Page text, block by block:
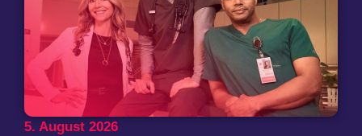
5. August 2026